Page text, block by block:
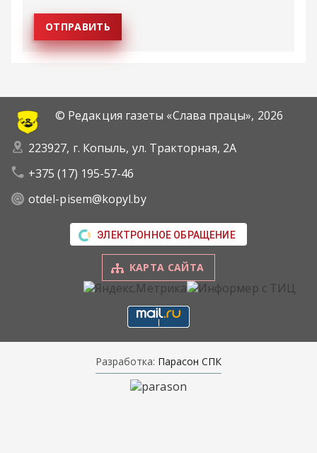
© Редакция газеты «Слава працы», 2026
223927, г. Копыль, ул. Тракторная, 2А
+375 (17) 195-57-46
otdel-pisem@kopyl.by
ЭЛЕКТРОННОЕ ОБРАЩЕНИЕ
КАРТА САЙТА
Разработка: Парасон СПК